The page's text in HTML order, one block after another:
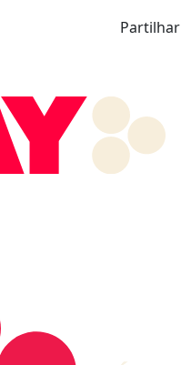
Partilhar